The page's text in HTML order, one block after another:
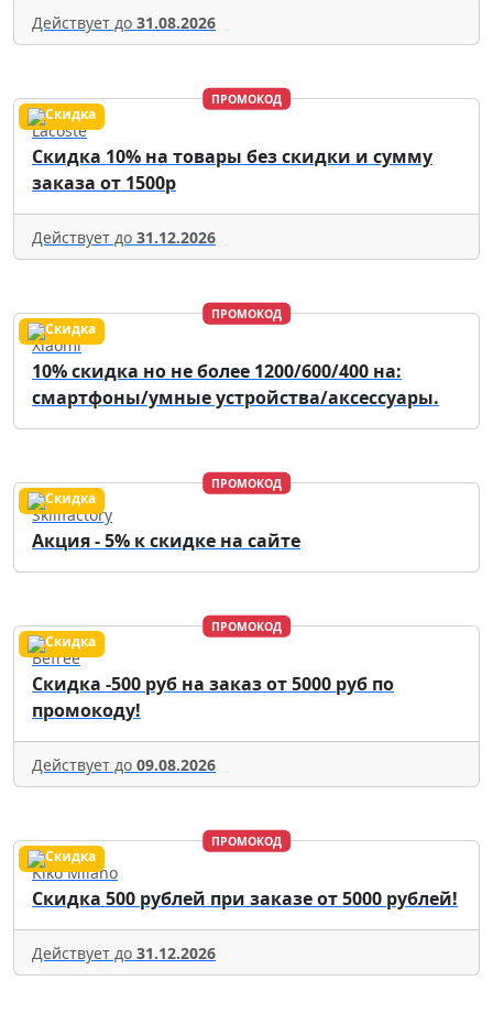
Действует до 31.08.2026
ПРОМОКОД
Lacoste
Скидка 10% на товары без скидки и сумму
заказа от 1500р
Действует до 31.12.2026
ПРОМОКОД
Xiaomi
10% скидка но не более 1200/600/400 на:
смартфоны/умные устройства/аксессуары.
ПРОМОКОД
Skillfactory
Акция - 5% к скидке на сайте
ПРОМОКОД
Befree
Скидка -500 руб на заказ от 5000 руб по
промокоду!
Действует до 09.08.2026
ПРОМОКОД
Kiko Milano
Скидка 500 рублей при заказе от 5000 рублей!
Действует до 31.12.2026